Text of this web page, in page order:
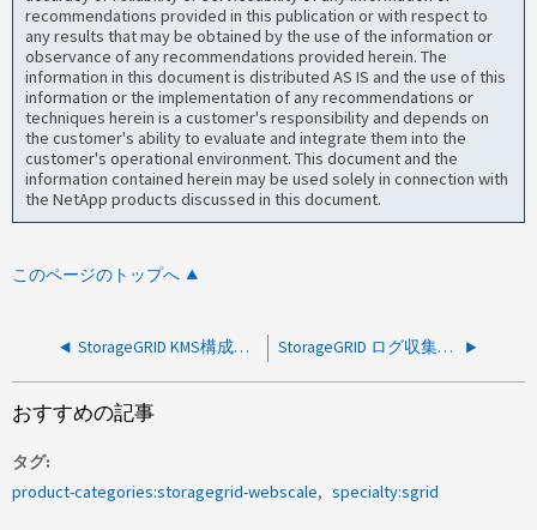
recommendations provided in this publication or with respect to
any results that may be obtained by the use of the information or
observance of any recommendations provided herein. The
information in this document is distributed AS IS and the use of this
information or the implementation of any recommendations or
techniques herein is a customer's responsibility and depends on
the customer's ability to evaluate and integrate them into the
customer's operational environment. This document and the
information contained herein may be used solely in connection with
the NetApp products discussed in this document.
このページのトップへ
StorageGRID KMS構成エラー422: Unprocessable Entity StorageGRID ログ収集が単一ノードで「Problem with Definition for Item Lumberjack::CollectionList::Files」エラーで失敗する
おすすめの記事
タグ
product-categories:storagegrid-webscale
specialty:sgrid